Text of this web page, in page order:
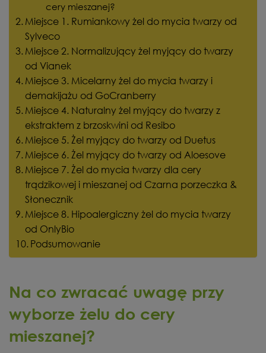
cery mieszanej?
Miejsce 1. Rumiankowy żel do mycia twarzy od
Sylveco
Miejsce 2. Normalizujący żel myjący do twarzy
od Vianek
Miejsce 3. Micelarny żel do mycia twarzy i
demakijażu od GoCranberry
Miejsce 4. Naturalny żel myjący do twarzy z
ekstraktem z brzoskwini od Resibo
Miejsce 5. Żel myjący do twarzy od Duetus
Miejsce 6. Żel myjący do twarzy od Aloesove
Miejsce 7. Żel do mycia twarzy dla cery
trądzikowej i mieszanej od Czarna porzeczka &
Słonecznik
Miejsce 8. Hipoalergiczny żel do mycia twarzy
od OnlyBio
Podsumowanie
Na co zwracać uwagę przy
wyborze żelu do cery
mieszanej?